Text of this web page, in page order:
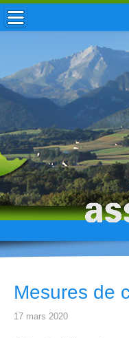
ACCUEIL / INFOS
MUNICIPALITÉ
VIE LOCALE
ENFANCE
TOURISME
HISTOIRE
Mesures de
17 mars 2020